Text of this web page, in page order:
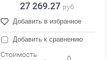
27 269.27 руб.
Добавить в избранное
Добавить к сравнению
Стоимость